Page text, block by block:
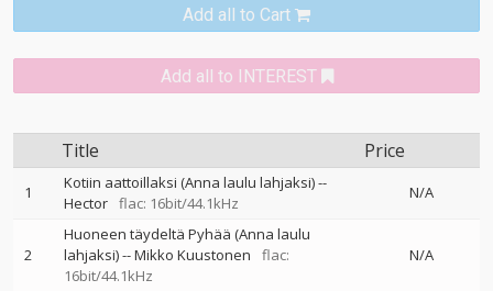
Add all to Cart
Add all to INTEREST
Title Price
1 Kotiin aattoillaksi (Anna laulu lahjaksi)--
Hector flac: 16bit/44.1kHz
N/A
2
Huoneen täydeltä Pyhää (Anna laulu
lahjaksi)--Mikko Kuustonen
flac:
16bit/44.1kHz
N/A